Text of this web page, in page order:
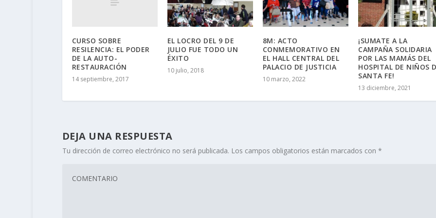
CURSO SOBRE
RESILENCIA: EL PODER
DE LA AUTO-
RESTAURACIÓN
14 septiembre, 2017
EL LOCRO DEL 9 DE
JULIO FUE TODO UN
ÉXITO
10 julio, 2018
8M: ACTO
CONMEMORATIVO EN
EL HALL CENTRAL DEL
PALACIO DE JUSTICIA
10 marzo, 2022
¡SUMATE A LA
CAMPAÑA SOLIDARIA
POR LAS MAMÁS DEL
HOSPITAL DE NIÑOS
SANTA FE!
13 diciembre, 2021
DEJA UNA RESPUESTA
Tu dirección de correo electrónico no será publicada. Los campos obligatorios están marcados con *